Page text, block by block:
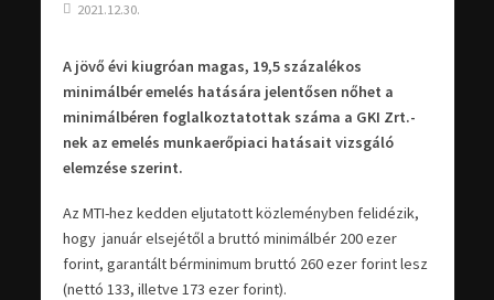
2021.12.30.
A jövő évi kiugróan magas, 19,5 százalékos
minimálbér emelés hatására jelentősen nőhet a
minimálbéren foglalkoztatottak száma a GKI Zrt.-
nek az emelés munkaerőpiaci hatásait vizsgáló
elemzése szerint.
Az MTI-hez kedden eljutatott közleményben felidézik,
hogy január elsejétől a bruttó minimálbér 200 ezer
forint, garantált bérminimum bruttó 260 ezer forint lesz
(nettó 133, illetve 173 ezer forint).